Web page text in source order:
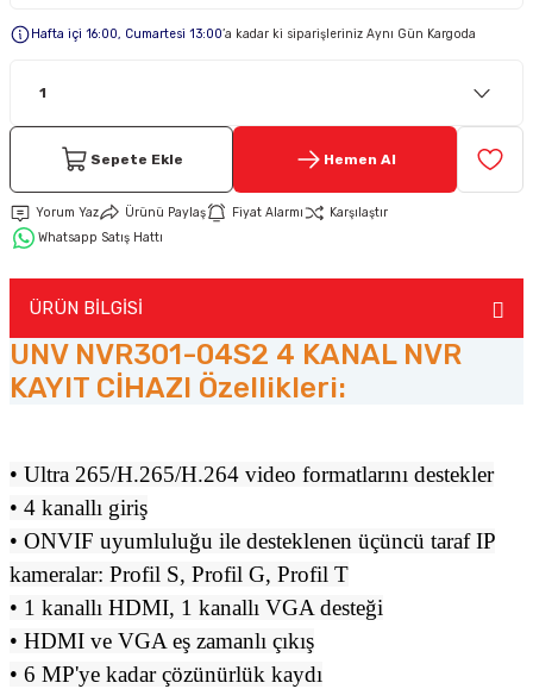
Hafta içi 16:00, Cumartesi 13:00’a kadar ki siparişleriniz Aynı Gün Kargoda
Sepete Ekle Hemen Al
Yorum Yaz Ürünü Paylaş Fiyat Alarmı
Karşılaştır
Whatsapp Satış Hattı
ÜRÜN BİLGİSİ
UNV NVR301-04S2 4 KANAL NVR
KAYIT CİHAZI Özellikleri:
• Ultra 265/H.265/H.264 video formatlarını destekler
• 4 kanallı giriş
• ONVIF uyumluluğu ile desteklenen üçüncü taraf IP
kameralar: Profil S, Profil G, Profil T
• 1 kanallı HDMI, 1 kanallı VGA desteği
• HDMI ve VGA eş zamanlı çıkış
• 6 MP'ye kadar çözünürlük kaydı